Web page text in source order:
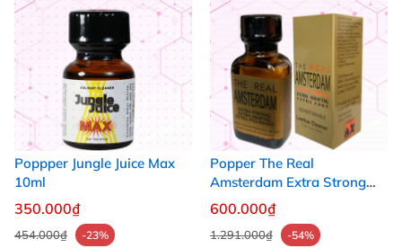
Poppper Jungle Juice Max
10ml
350.000₫
454.000₫
-23%
Popper The Real
Amsterdam Extra Strong
30ml
600.000₫
1.291.000₫
-54%